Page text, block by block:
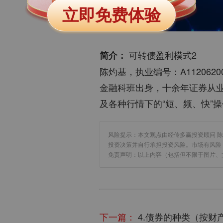
简介： 可转债盈利模式2
陈灼基，执业编号：
金融科班出身，十余年证券从
及各种行情下的“短、频、快”
风险提示：本文观点由经传多赢投资顾问
投资决策并自行承担投资风险。市场有风
免责声明：以上内容（包括但不限于图片
下一篇： 4.债券的种类（按财
立即免费体验